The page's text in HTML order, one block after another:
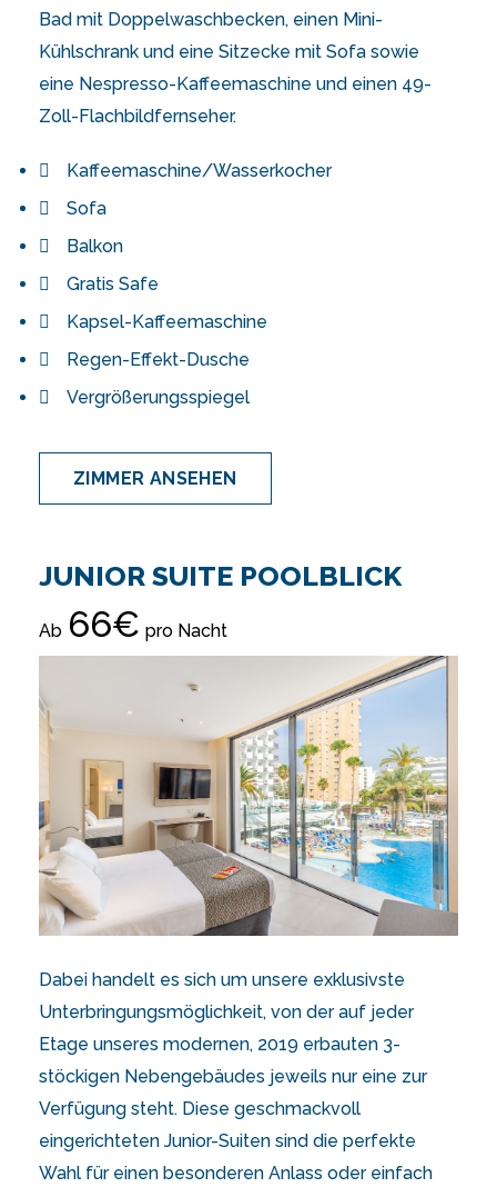
Bad mit Doppelwaschbecken, einen Mini-
Kühlschrank und eine Sitzecke mit Sofa sowie
eine Nespresso-Kaffeemaschine und einen 49-
Zoll-Flachbildfernseher.
Kaffeemaschine/Wasserkocher
Sofa
Balkon
Gratis Safe
Kapsel-Kaffeemaschine
Regen-Effekt-Dusche
Vergrößerungsspiegel
ZIMMER ANSEHEN
JUNIOR SUITE POOLBLICK
Ab 66€ pro Nacht
Dabei handelt es sich um unsere exklusivste
Unterbringungsmöglichkeit, von der auf jeder
Etage unseres modernen, 2019 erbauten 3-
stöckigen Nebengebäudes jeweils nur eine zur
Verfügung steht. Diese geschmackvoll
eingerichteten Junior-Suiten sind die perfekte
Wahl für einen besonderen Anlass oder einfach